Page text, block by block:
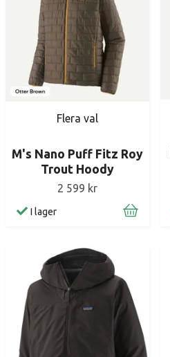
Flera val
M's Nano Puff Fitz Roy
Trout Hoody
2 599 kr
I lager